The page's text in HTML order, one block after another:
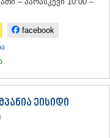
facebook
ეისიდი